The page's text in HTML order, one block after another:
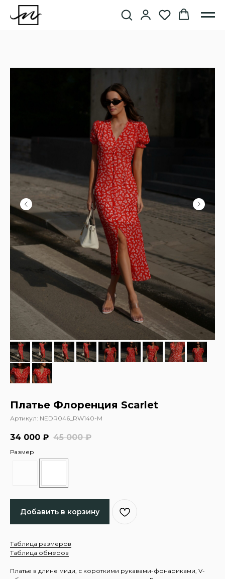
Платье Флоренция Scarlet
Артикул: NEDR046_RW140-M
34 000 ₽ 45 000 ₽
Размер
Добавить в корзину
Таблица размеров
Таблица обмеров
Платье в длине миди, с короткими рукавами-фонариками, V-